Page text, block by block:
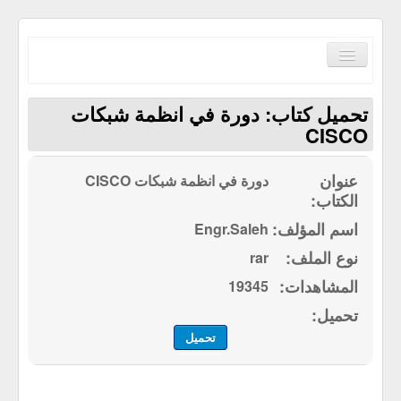
Toggle
Navigation
الصفحة الرئيسية
مكتبة القرآن الكريم
سياسة الموقع
تحميل كتاب: دورة في انظمة شبكات
CISCO
دورة في انظمة شبكات CISCO
Engr.Saleh
rar
19345
تحميل